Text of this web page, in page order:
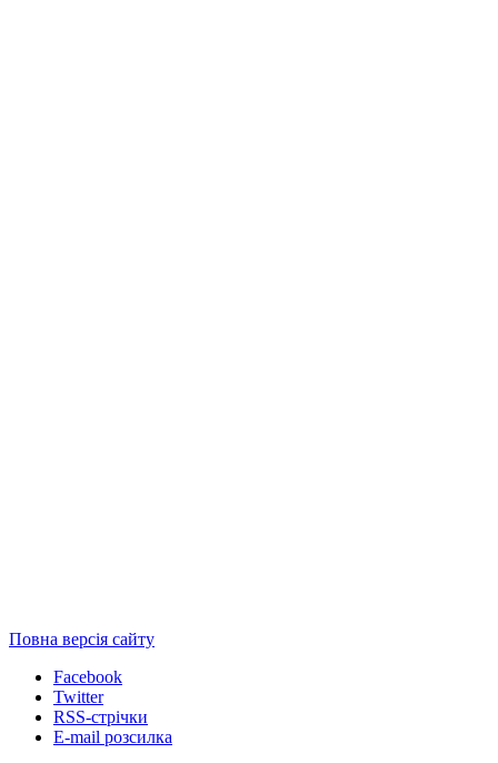
Повна версія сайту
Facebook
Twitter
RSS-стрічки
E-mail розсилка